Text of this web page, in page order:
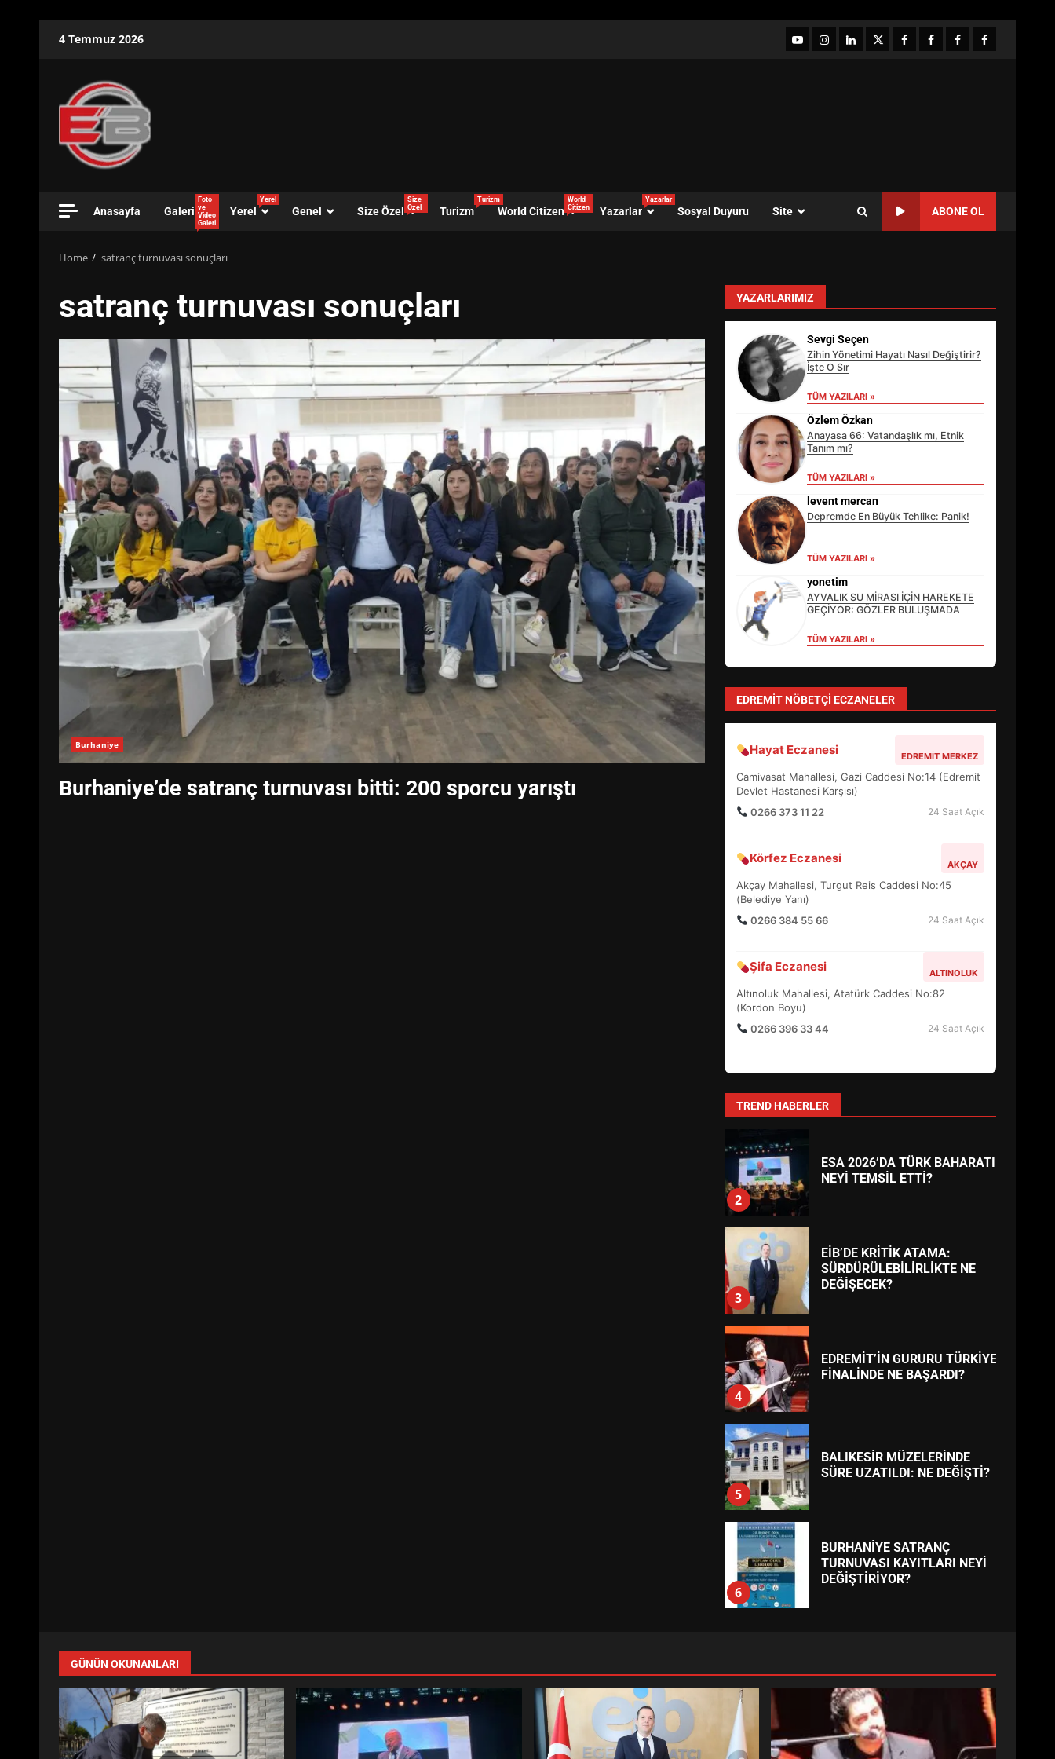
4 Temmuz 2026 YouTubeInstagram
LinkedIntwitterfacebook-Facebook-
Facebook-Facebook-
Anasayfa Galeri
Foto
ve
Video
Galeri
Yerel
Yerel
Genel Size Özel
Size
Özel
Turizm
Turizm
World Citizen
World
Citizen
Yazarlar
Yazarlar
Sosyal Duyuru Site ABONE OL
Home satranç turnuvası sonuçları
satranç turnuvası sonuçları
Burhaniye
Burhaniye’de satranç turnuvası bitti: 200 sporcu yarıştı
YAZARLARIMIZ
Sevgi Seçen
Zihin Yönetimi Hayatı Nasıl Değiştirir?
İşte O Sır
TÜM YAZILARI »
Özlem Özkan
Anayasa 66: Vatandaşlık mı, Etnik
Tanım mı?
TÜM YAZILARI »
levent mercan
Depremde En Büyük Tehlike: Panik!
TÜM YAZILARI »
yonetim
AYVALIK SU MİRASI İÇİN HAREKETE
GEÇİYOR: GÖZLER BULUŞMADA
TÜM YAZILARI »
EDREMIT NÖBETÇI ECZANELER
Hayat Eczanesi EDREMIT MERKEZ
Camivasat Mahallesi, Gazi Caddesi No:14 (Edremit
Devlet Hastanesi Karşısı)
0266 373 11 22
24 Saat Açık
Körfez Eczanesi AKÇAY
Akçay Mahallesi, Turgut Reis Caddesi No:45
(Belediye Yanı)
0266 384 55 66
24 Saat Açık
Şifa Eczanesi ALTINOLUK
Altınoluk Mahallesi, Atatürk Caddesi No:82
(Kordon Boyu)
0266 396 33 44
24 Saat Açık
TREND HABERLER
EİB’DE KRİTİK ATAMA:
SÜRDÜRÜLEBİLİRLİKTE NE
DEĞİŞECEK?
4
EDREMİT’İN GURURU TÜRKİYE
FİNALİNDE NE BAŞARDI?
5
BALIKESİR MÜZELERİNDE
SÜRE UZATILDI: NE DEĞİŞTİ?
6
BURHANİYE SATRANÇ
DEĞİŞTİRİYOR?
7
BURHANİYE
BELEDİYESPOR’DA YENİ
YÖNETİM NASIL ŞEKİLLENDİ?
1
HAREKETE GEÇİYOR: GÖZLER
2
ESA 2026’DA TÜRK BAHARATI
NEYİ TEMSİL ETTİ?
3
EİB’DE KRİTİK ATAMA:
SÜRDÜRÜLEBİLİRLİKTE NE
DEĞİŞECEK?
4
EDREMİT’İN GURURU TÜRKİYE
FİNALİNDE NE BAŞARDI?
5
BALIKESİR MÜZELERİNDE
SÜRE UZATILDI: NE DEĞİŞTİ?
6
BURHANİYE SATRANÇ
TURNUVASI KAYITLARI NEYİ
DEĞİŞTİRİYOR?
7
YÖNETİM NASIL ŞEKİLLENDİ?
AYVALIK SU MİRASI İÇİN
GÜNÜN OKUNANLARI